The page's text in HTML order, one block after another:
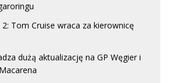
Tom Cruise wraca za kierownicę
dużą aktualizację na GP Węgier i